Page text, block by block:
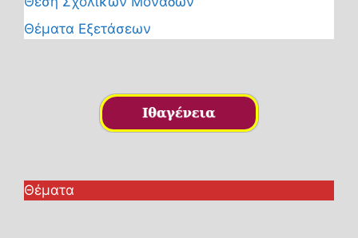
Θέματα Εξετάσεων
Θέματα